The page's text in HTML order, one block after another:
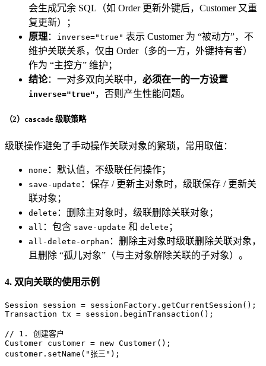
会生成冗余 SQL（如 Order 更新外键后，Customer 又重
复更新）；
原理： inverse="true" 表示 Customer 为 “被动方”，不
维护关联关系，仅由 Order（多的一方，外键持有者）
作为 “主控方” 维护；
结论：一对多双向关联中， 必须在一的一方设置
inverse="true" ，否则产生性能问题。
（2） cascade 级联策略
级联操作避免了手动操作关联对象的繁琐，常用取值：
none ：默认值，不级联任何操作；
save-update ：保存 / 更新主对象时，级联保存 / 更新关
联对象；
delete ：删除主对象时，级联删除关联对象；
all ：包含 save-update 和 delete ；
all-delete-orphan ：删除主对象时级联删除关联对象，
且删除 “孤儿对象”（与主对象解除关联的子对象）。
4. 双向关联的使用示例
Session session =
Transaction tx = session.beginTransaction();
// 1. 创建客户
Customer customer = new Customer();
customer.setName( "张三" );